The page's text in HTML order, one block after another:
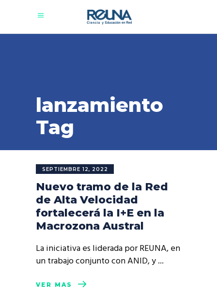
lanzamiento
Tag
SEPTIEMBRE 12, 2022
Nuevo tramo de la Red
de Alta Velocidad
fortalecerá la I+E en la
Macrozona Austral
La iniciativa es liderada por REUNA, en
un trabajo conjunto con ANID, y
VER MÁS